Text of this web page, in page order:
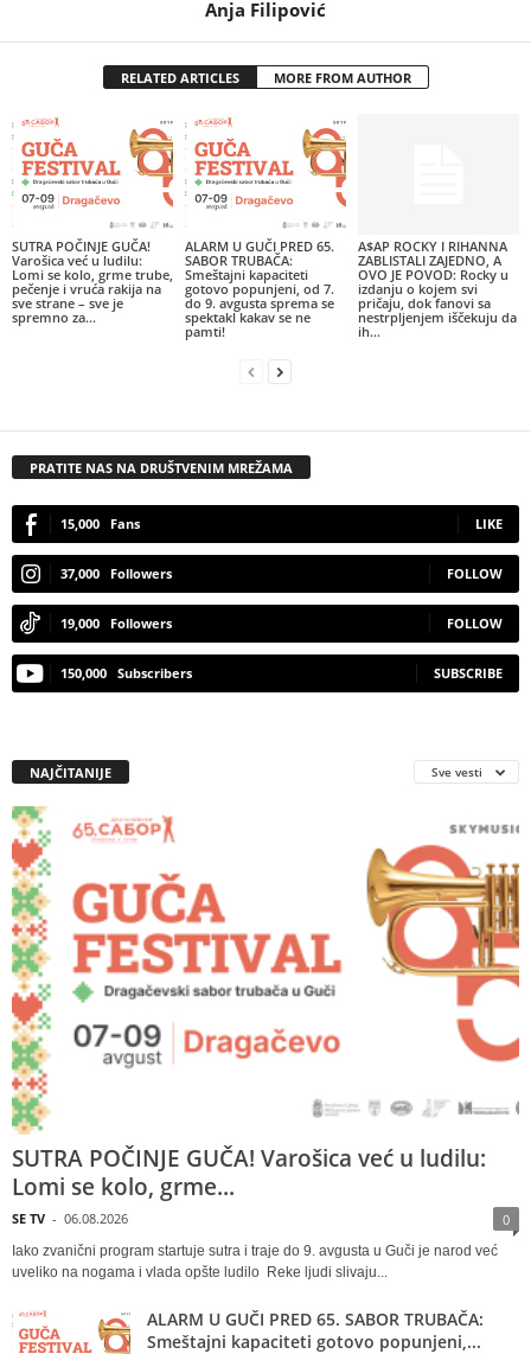
Anja Filipović
RELATED ARTICLES MORE FROM AUTHOR
SUTRA POČINJE GUČA!
Varošica već u ludilu:
Lomi se kolo, grme trube,
pečenje i vruća rakija na
sve strane – sve je
spremno za...
ALARM U GUČI PRED 65.
SABOR TRUBAČA:
Smeštajni kapaciteti
gotovo popunjeni, od 7.
do 9. avgusta sprema se
spektakl kakav se ne
pamti!
A$AP ROCKY I RIHANNA
ZABLISTALI ZAJEDNO, A
OVO JE POVOD: Rocky u
izdanju o kojem svi
pričaju, dok fanovi sa
nestrpljenjem iščekuju da
ih...
PRATITE NAS NA DRUŠTVENIM MREŽAMA
15,000 Fans LIKE
37,000 Followers FOLLOW
19,000 Followers FOLLOW
150,000 Subscribers SUBSCRIBE
NAJČITANIJE Sve vesti
SUTRA POČINJE GUČA! Varošica već u ludilu:
Lomi se kolo, grme...
SE TV - 06.08.2026 0
Iako zvanični program startuje sutra i traje do 9. avgusta u Guči je narod već
uveliko na nogama i vlada opšte ludilo Reke ljudi slivaju...
ALARM U GUČI PRED 65. SABOR TRUBAČA:
Smeštajni kapaciteti gotovo popunjeni,...